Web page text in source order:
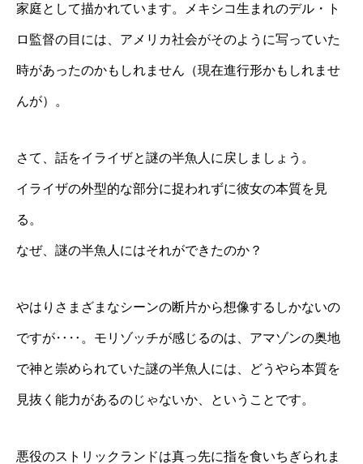
家庭として描かれています。メキシコ生まれのデル・ト
ロ監督の目には、アメリカ社会がそのように写っていた
時があったのかもしれません（現在進行形かもしれませ
んが）。
さて、話をイライザと謎の半魚人に戻しましょう。
イライザの外型的な部分に捉われずに彼女の本質を見
る。
なぜ、謎の半魚人にはそれができたのか？
やはりさまざまなシーンの断片から想像するしかないの
ですが‥‥。モリゾッチが感じるのは、アマゾンの奥地
で神と崇められていた謎の半魚人には、どうやら本質を
見抜く能力があるのじゃないか、ということです。
悪役のストリックランドは真っ先に指を食いちぎられま